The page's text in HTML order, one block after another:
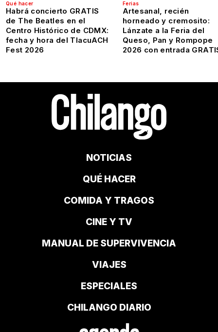
Qué hacer
Habrá concierto GRATIS
de The Beatles en el
Centro Histórico de CDMX:
fecha y hora del TlacuACH
Fest 2026
Ferias
Artesanal, recién
horneado y cremosito:
Lánzate a la Feria del
Queso, Pan y Rompope
2026 con entrada
NOTICIAS
QUÉ HACER
COMIDA Y TRAGOS
CINE Y TV
MANUAL DE SUPERVIVENCIA
VIAJES
ESPECIALES
CHILANGO DIARIO